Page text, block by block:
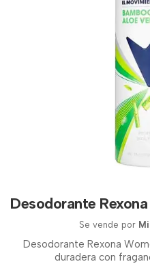
Desodorante
Se vende por
Desodorante Rexona
duradera con